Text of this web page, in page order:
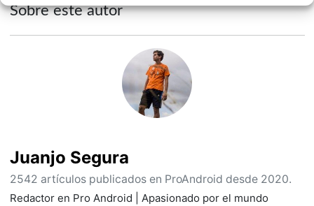
Sobre este autor
Juanjo Segura
2542 artículos publicados en ProAndroid desde 2020.
Redactor en Pro Android | Apasionado por el mundo